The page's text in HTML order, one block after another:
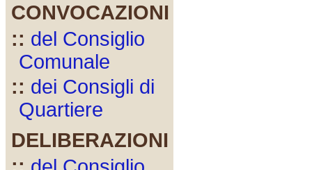
CONVOCAZIONI
:: del Consiglio
Comunale
:: dei Consigli di
Quartiere
DELIBERAZIONI